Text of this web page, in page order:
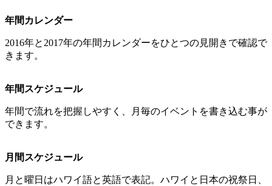
年間カレンダー
2016年と2017年の年間カレンダーをひとつの見開きで確認で
きます。
年間スケジュール
年間で流れを把握しやすく、月毎のイベントを書き込む事が
できます。
月間スケジュール
月と曜日はハワイ語と英語で表記。ハワイと日本の祝祭日、